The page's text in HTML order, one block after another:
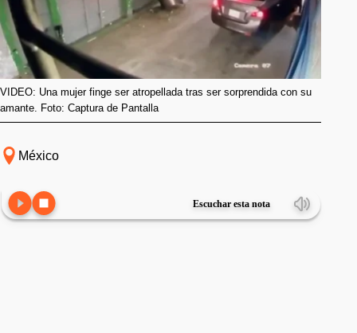
VIDEO: Una mujer finge ser atropellada tras ser sorprendida con su
amante. Foto: Captura de Pantalla
México
Escuchar esta nota